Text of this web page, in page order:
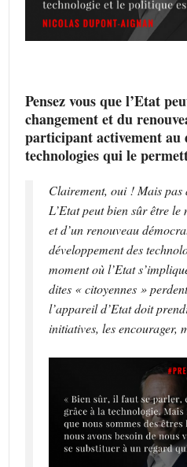
Pensez vous que l’Etat
changement et du
participant activement au
technologies qui le
Clairement, oui ! Mais pas
L’Etat peut bien sûr être le
et d’un renouveau
développement des
moment où l’Etat
dites « citoyennes »
l’appareil d’Etat doit
initiatives, les encourager,